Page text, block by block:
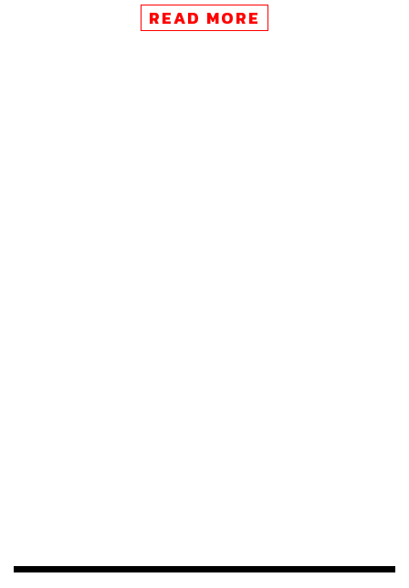
พฤษภาคม 2565 ได้มีการกล่าวถึงจุดอ่อน-จุดแข็งของผู้สมัคร
ผู้ว่าฯ กทม. และกล่าวถึงจุดอ่อนของชัชชาติว่า มีจุดอ่อนคือ
READ MORE